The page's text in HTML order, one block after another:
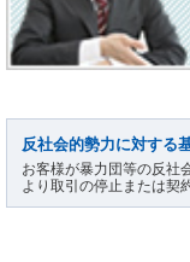
反社会的勢力に対する
お客様が暴力団等の反社
より取引の停止または契